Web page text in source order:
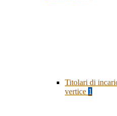
Titolari di
vertice 1